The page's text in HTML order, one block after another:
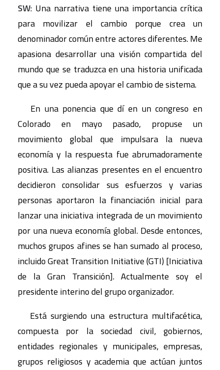
SW: Una narrativa tiene una importancia crítica
para movilizar el cambio porque crea un
denominador común entre actores diferentes. Me
apasiona desarrollar una visión compartida del
mundo que se traduzca en una historia unificada
que a su vez pueda apoyar el cambio de sistema.
En una ponencia que dí en un congreso en
Colorado en mayo pasado, propuse un
movimiento global que impulsara la nueva
economía y la respuesta fue abrumadoramente
positiva. Las alianzas presentes en el encuentro
decidieron consolidar sus esfuerzos y varias
personas aportaron la financiación inicial para
lanzar una iniciativa integrada de un movimiento
por una nueva economía global. Desde entonces,
muchos grupos afines se han sumado al proceso,
incluido Great Transition Initiative (GTI) [Iniciativa
de la Gran Transición]. Actualmente soy el
presidente interino del grupo organizador.
Está surgiendo una estructura multifacética,
compuesta por la sociedad civil, gobiernos,
entidades regionales y municipales, empresas,
grupos religiosos y academia que actúan juntos